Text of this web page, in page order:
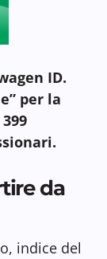
ID.
per la
da
indice del